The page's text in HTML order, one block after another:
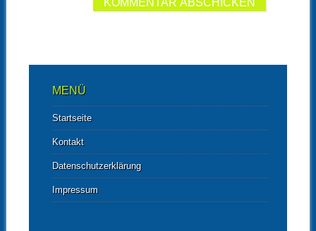
MENÜ
Startseite
Kontakt
Datenschutzerklärung
Impressum